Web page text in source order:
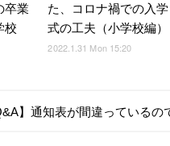
卒業
校
た、コロナ禍での入学
式の工夫（小学校編）
2022.1.31 Mon 15:20
】通知表が間違っているの